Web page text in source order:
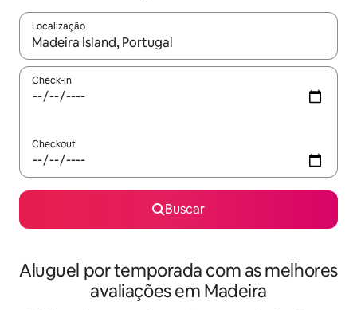
Localização
Quando os resultados estiverem disponíveis, explore-os
Check-in
Checkout
Buscar
Aluguel por temporada com as melhores
avaliações em Madeira